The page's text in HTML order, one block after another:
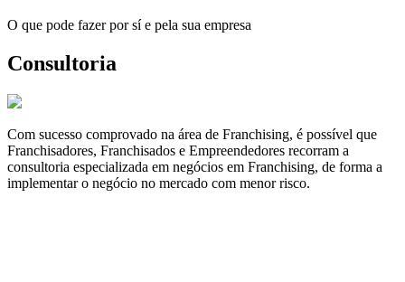
O que pode fazer por sí e pela sua empresa
Consultoria
Com sucesso comprovado na área de Franchising, é possível que
Franchisadores, Franchisados e Empreendedores recorram a
consultoria especializada em negócios em Franchising, de forma a
implementar o negócio no mercado com menor risco.